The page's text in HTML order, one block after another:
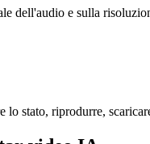
dell'audio e sulla
lo stato, riprodurre,